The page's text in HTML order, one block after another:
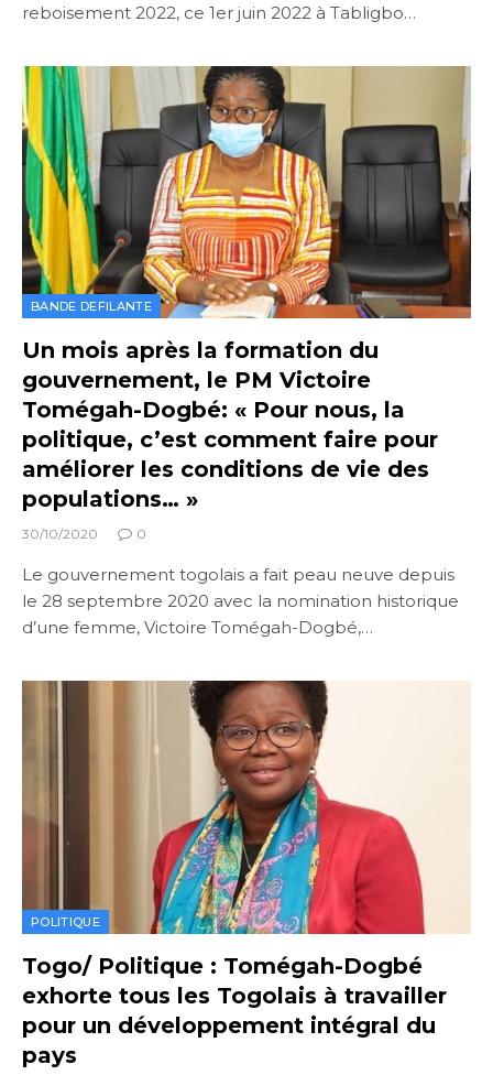
reboisement 2022, ce 1er juin 2022 à Tabligbo…
BANDE DEFILANTE
Un mois après la formation du
gouvernement, le PM Victoire
Tomégah-Dogbé: « Pour nous, la
politique, c’est comment faire pour
améliorer les conditions de vie des
populations… »
30/10/2020 0
Le gouvernement togolais a fait peau neuve depuis
le 28 septembre 2020 avec la nomination historique
d’une femme, Victoire Tomégah-Dogbé,…
POLITIQUE
Togo/ Politique : Tomégah-Dogbé
exhorte tous les Togolais à travailler
pour un développement intégral du
pays